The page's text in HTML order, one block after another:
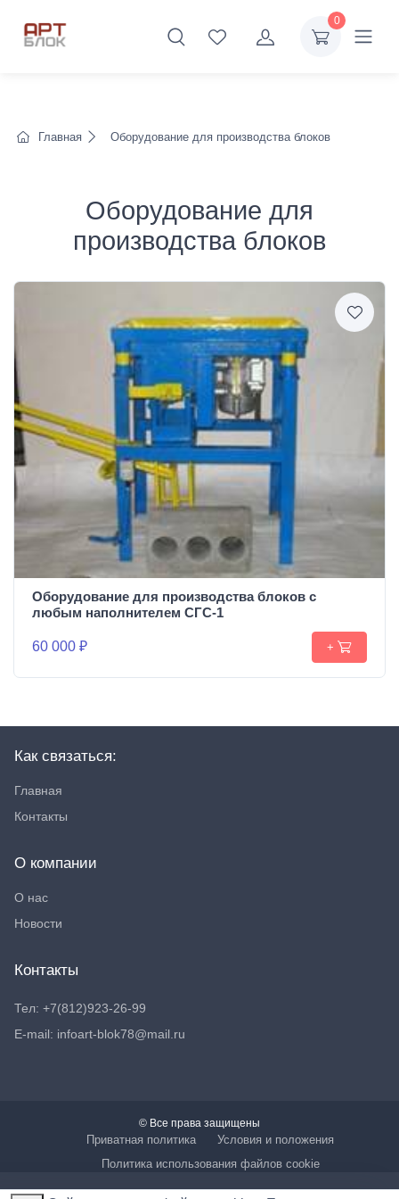
0
Главная Оборудование для производства блоков
Оборудование для
производства блоков
Оборудование для производства блоков c
любым наполнителем СГС-1
60 000 ₽ +
Как связаться:
Главная
Контакты
О компании
О нас
Новости
Контакты
Тел: +7(812)923-26-99
E-mail: infoart-blok78@mail.ru
© Все права защищены
Приватная политика
Условия и положения
Политика использования файлов cookie